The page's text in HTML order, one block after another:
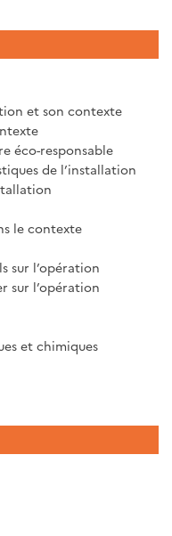
et son contexte
éco-responsable
de l’installation
le contexte
sur l’opération
sur l’opération
et chimiques